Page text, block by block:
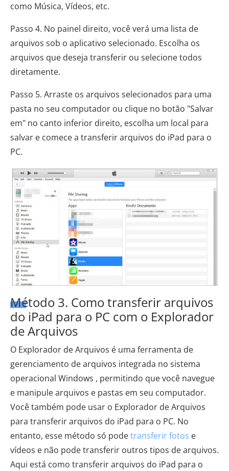
como Música, Vídeos, etc.
Passo 4. No painel direito, você verá uma lista de
arquivos sob o aplicativo selecionado. Escolha os
arquivos que deseja transferir ou selecione todos
diretamente.
Passo 5. Arraste os arquivos selecionados para uma
pasta no seu computador ou clique no botão "Salvar
em" no canto inferior direito, escolha um local para
salvar e comece a transferir arquivos do iPad para o
PC.
Método 3. Como transferir arquivos
do iPad para o PC com o Explorador
de Arquivos
O Explorador de Arquivos é uma ferramenta de
gerenciamento de arquivos integrada no sistema
operacional Windows , permitindo que você navegue
e manipule arquivos e pastas em seu computador.
Você também pode usar o Explorador de Arquivos
para transferir arquivos do iPad para o PC. No
entanto, esse método só podetransferir fotos e
vídeos e não pode transferir outros tipos de arquivos.
Aqui está como transferir arquivos do iPad para o